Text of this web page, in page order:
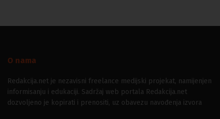
O nama
Redakcija.net je nezavisni freelance medijski projekat, namijenjen
informisanju i edukaciji. Sadržaj web portala Redakcija.net
dozvoljeno je kopirati i prenositi, uz obavezu navođenja izvora